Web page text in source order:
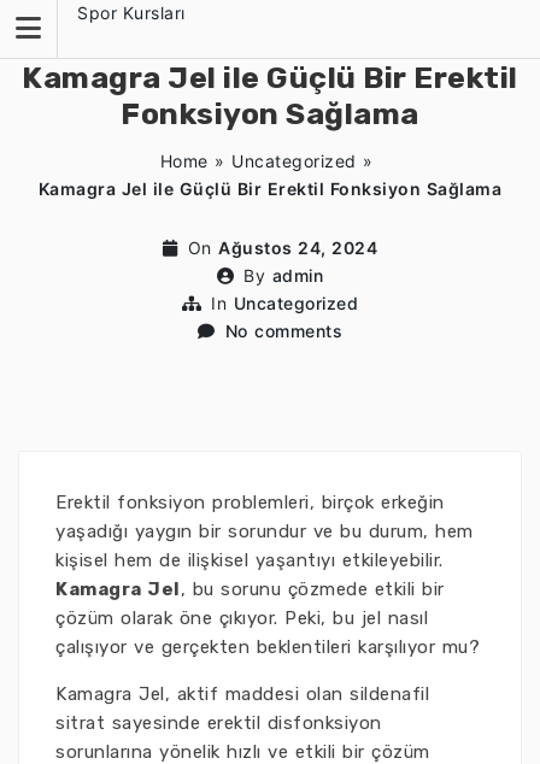
content
Spor Kursları
Kamagra Jel ile Güçlü Bir Erektil
Fonksiyon Sağlama
Home » Uncategorized »
Kamagra Jel ile Güçlü Bir Erektil Fonksiyon Sağlama
On Ağustos 24, 2024
By admin
In Uncategorized
No comments
Erektil fonksiyon problemleri, birçok erkeğin
yaşadığı yaygın bir sorundur ve bu durum, hem
kişisel hem de ilişkisel yaşantıyı etkileyebilir.
Kamagra Jel, bu sorunu çözmede etkili bir
çözüm olarak öne çıkıyor. Peki, bu jel nasıl
çalışıyor ve gerçekten beklentileri karşılıyor mu?
Kamagra Jel, aktif maddesi olan sildenafil
sitrat sayesinde erektil disfonksiyon
sorunlarına yönelik hızlı ve etkili bir çözüm